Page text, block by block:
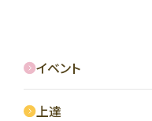
イベント
上達